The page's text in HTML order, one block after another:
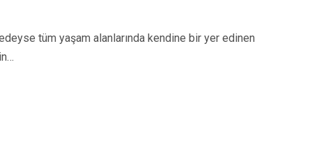
tüm yaşam alanlarında kendine bir yer edinen